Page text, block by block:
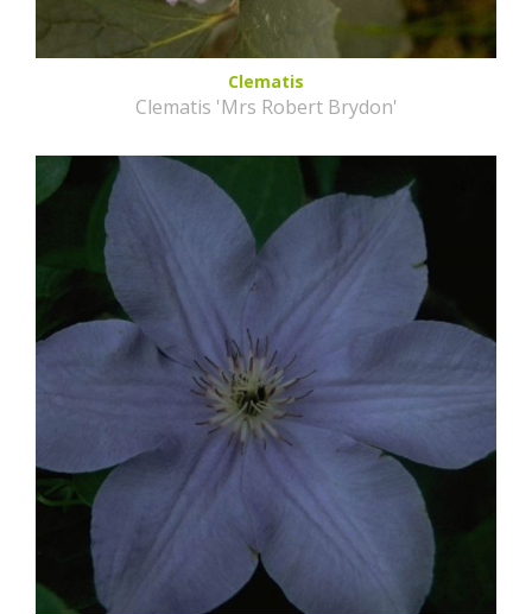
Clematis
Clematis 'Mrs Robert Brydon'